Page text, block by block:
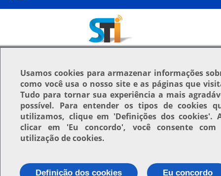
Usamoscookies para armazenar informações
como você usa o nosso site e as páginas que
Tudo para tornar sua experiência a mais
possível. Para entender os tipos de cookies
utilizamos, clique em 'Definições dos cookies'.
clicar em 'Eu concordo', você consente com
utilização de cookies.